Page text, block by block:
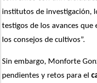
institutos de investigación,
testigos de los avances
los consejos de cultivos”.
Sin embargo, Monforte
pendientes y retos para el